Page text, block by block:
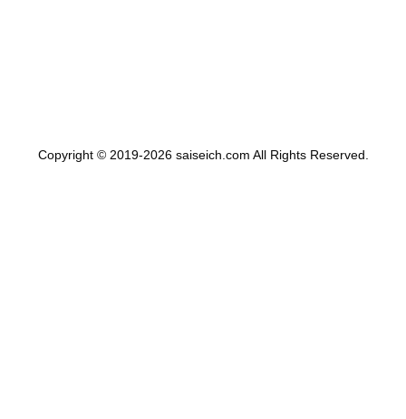
Copyright © 2019-2026 saiseich.com All Rights Reserved.